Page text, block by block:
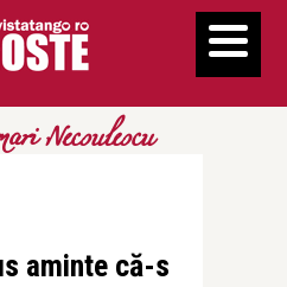
Necsulescu
aminte că-s